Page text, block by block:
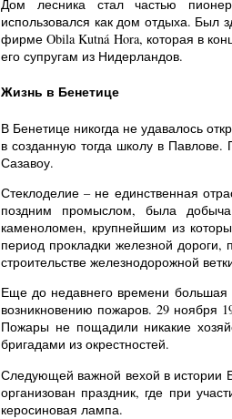
Дом лесника стал частью
использовался как дом отдыха. Был
фирме Obila Kutná Hora, которая в
его супругам из Нидерландов.
Жизнь в Бенетице
В Бенетице никогда не удавалось
в созданную тогда школу в
Сазавоу.
Стеклоделие – не единственная
поздним промыслом, была
каменоломен, крупнейшим из
период прокладки железной дороги,
строительстве железнодорожной
Еще до недавнего времени большая
возникновению пожаров. 29 ноября
Пожары не пощадили никакие
бригадами из окрестностей.
Следующей важной вехой в истории
организован праздник, где при
керосиновая лампа.